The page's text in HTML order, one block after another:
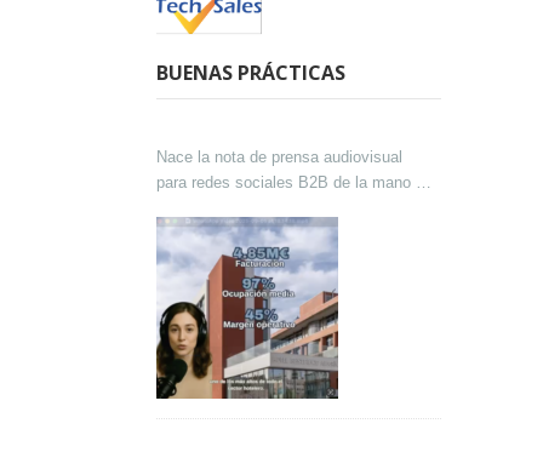
BUENAS PRÁCTICAS
Nace la nota de prensa audiovisual
para redes sociales B2B de la mano de